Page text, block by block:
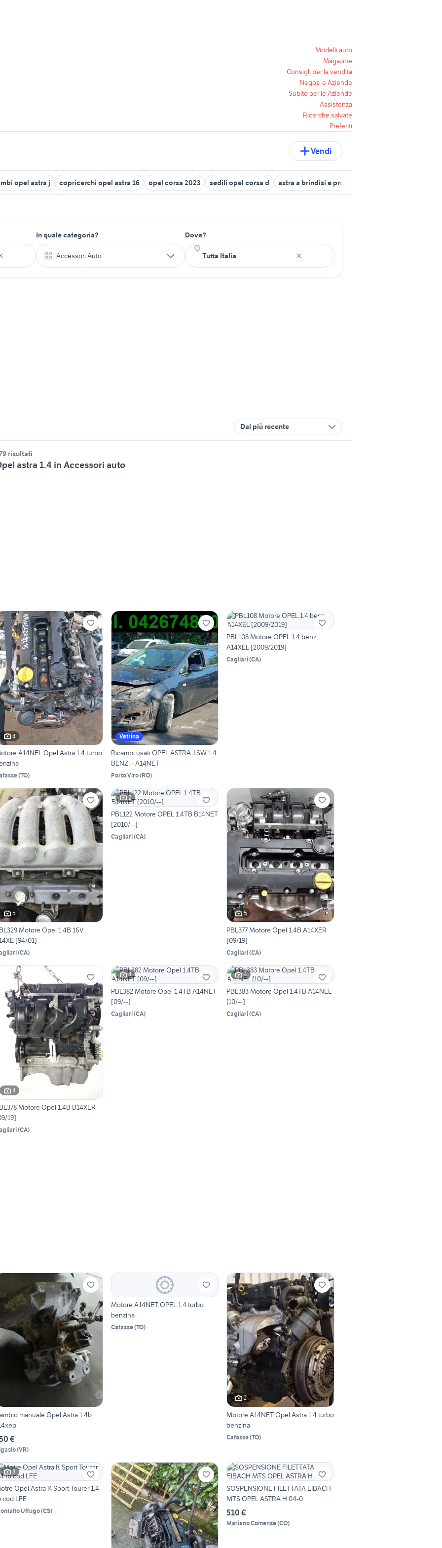
Modelli auto
Magazine
Consigli per la vendita
Negozi e Aziende
Subito per le Aziende
Assistenza
Ricerche salvate
Preferiti
Vendi
opel astra j copricerchi opel astra 16 opel corsa 2023 sedili opel corsa d astra a brindisi e provincia
In quale categoria?
Accessori Auto
Dove?
Dal più recente
risultati
astra 1.4 in Accessori auto
4
A14NEL Opel Astra 1.4 turbo
(TO)
Vetrina
Ricambi usati OPEL ASTRA J SW 1.4
BENZ. - A14NET
Porto Viro(RO)
PBL108 Motore OPEL 1.4 benz
A14XEL [2009/2019]
Cagliari(CA)
5
Motore Opel 1.4B 16V
[94/01]
(CA)
2
PBL122 Motore OPEL 1.4TB B14NET
[2010/--]
Cagliari(CA)
5
PBL377 Motore Opel 1.4B A14XER
[09/19]
Cagliari(CA)
4
Motore Opel 1.4B B14XER
19]
(CA)
4
PBL382 Motore Opel 1.4TB A14NET
[09/--]
Cagliari(CA)
4
PBL383 Motore Opel 1.4TB A14NEL
[10/--]
Cagliari(CA)
manuale Opel Astra 1.4b
€
(VR)
Motore A14NET OPEL 1.4 turbo
benzina
Cafasse(TO)
2
Motore A14NET Opel Astra 1.4 turbo
benzina
Cafasse(TO)
3
Opel Astra K Sport Tourer 1.4
cod LFE
Uffugo(CS)
SOSPENSIONE FILETTATA EIBACH
MTS OPEL ASTRA H 04-0
510 €
Mariano Comense(CO)